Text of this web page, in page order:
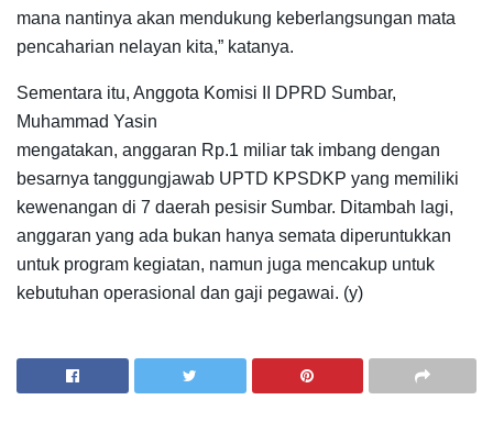
mana nantinya akan mendukung keberlangsungan mata
pencaharian nelayan kita,” katanya.
Sementara itu, Anggota Komisi II DPRD Sumbar,
Muhammad Yasin
mengatakan, anggaran Rp.1 miliar tak imbang dengan
besarnya tanggungjawab UPTD KPSDKP yang memiliki
kewenangan di 7 daerah pesisir Sumbar. Ditambah lagi,
anggaran yang ada bukan hanya semata diperuntukkan
untuk program kegiatan, namun juga mencakup untuk
kebutuhan operasional dan gaji pegawai. (y)